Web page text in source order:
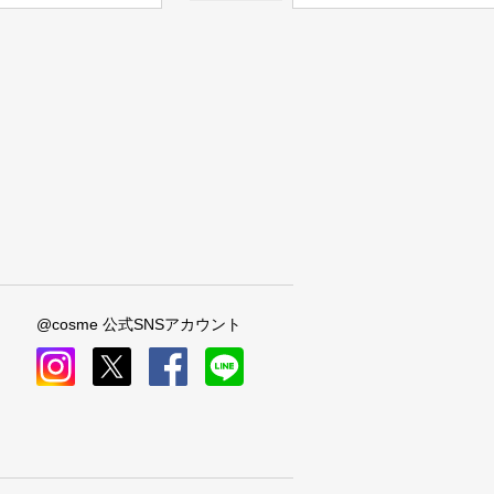
@cosme 公式SNSアカウント